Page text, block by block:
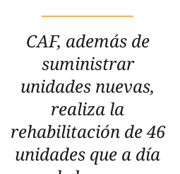
CAF, además de
suministrar
unidades nuevas,
realiza la
rehabilitación de 46
unidades que a día